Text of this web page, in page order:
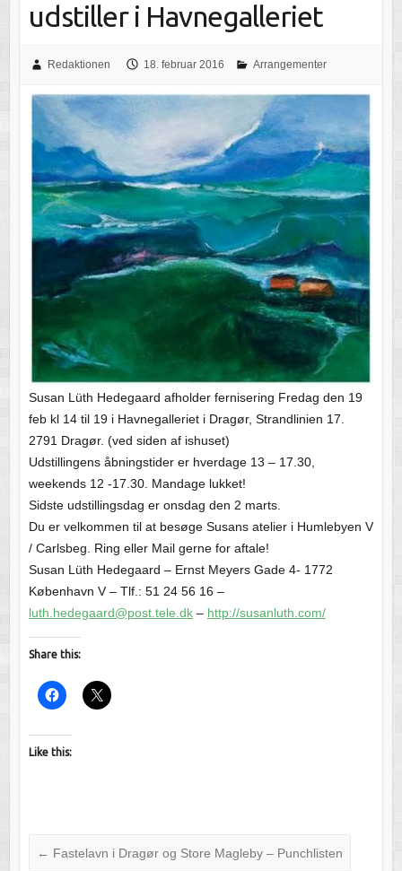
udstiller i Havnegalleriet
Redaktionen 18. februar 2016 Arrangementer
Susan Lüth Hedegaard afholder fernisering Fredag den 19
feb kl 14 til 19 i Havnegalleriet i Dragør, Strandlinien 17.
2791 Dragør. (ved siden af ishuset)
Udstillingens åbningstider er hverdage 13 – 17.30,
weekends 12 -17.30. Mandage lukket!
Sidste udstillingsdag er onsdag den 2 marts.
Du er velkommen til at besøge Susans atelier i Humlebyen V
/ Carlsbeg. Ring eller Mail gerne for aftale!
Susan Lüth Hedegaard – Ernst Meyers Gade 4- 1772
København V – Tlf.: 51 24 56 16 –
luth.hedegaard@post.tele.dk– http://susanluth.com/
Share this:
Like this:
← Fastelavn i Dragør og Store Magleby – Punchlisten